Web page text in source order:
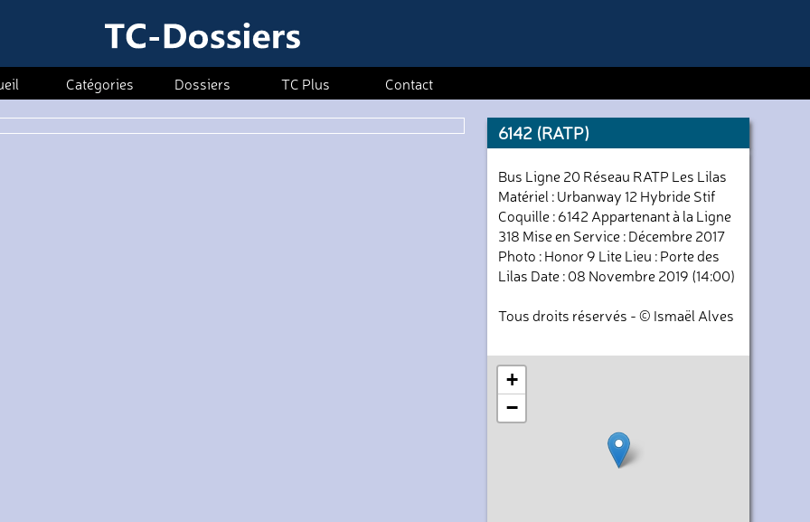
Catégories Dossiers TC Plus Contact
6142 (RATP)
Bus Ligne 20 Réseau RATP Les Lilas
Matériel : Urbanway 12 Hybride Stif
Coquille : 6142 Appartenant à la Ligne
318 Mise en Service : Décembre 2017
Photo : Honor 9 Lite Lieu : Porte des
Lilas Date : 08 Novembre 2019 (14:00)
Tous droits réservés - © Ismaël Alves
+
−